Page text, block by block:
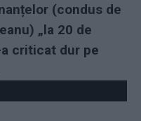
(condus de
„la 20 de
criticat dur pe